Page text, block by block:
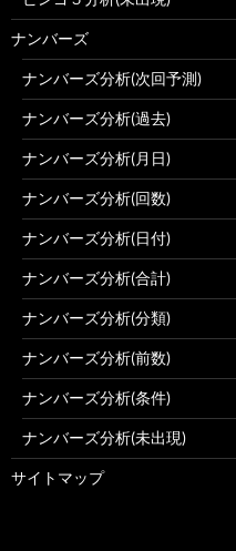
ナンバーズ
ナンバーズ分析(次回予測)
ナンバーズ分析(過去)
ナンバーズ分析(月日)
ナンバーズ分析(回数)
ナンバーズ分析(日付)
ナンバーズ分析(合計)
ナンバーズ分析(分類)
ナンバーズ分析(前数)
ナンバーズ分析(条件)
ナンバーズ分析(未出現)
サイトマップ